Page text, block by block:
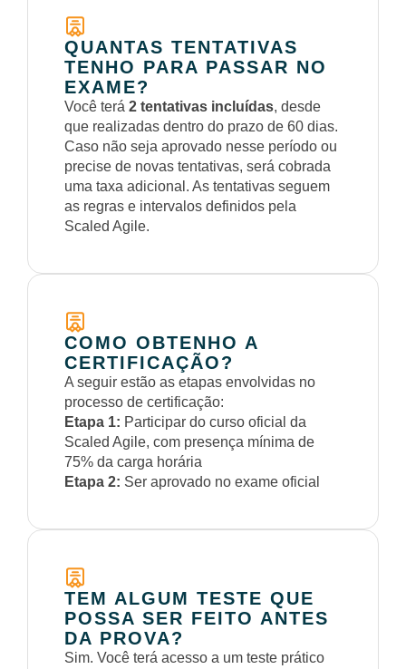
QUANTAS TENTATIVAS
TENHO PARA PASSAR NO
EXAME?
Você terá 2 tentativas incluídas, desde
que realizadas dentro do prazo de 60 dias.
Caso não seja aprovado nesse período ou
precise de novas tentativas, será cobrada
uma taxa adicional. As tentativas seguem
as regras e intervalos definidos pela
Scaled Agile.
COMO OBTENHO A
CERTIFICAÇÃO?
A seguir estão as etapas envolvidas no
processo de certificação:
Etapa 1: Participar do curso oficial da
Scaled Agile, com presença mínima de
75% da carga horária
Etapa 2: Ser aprovado no exame oficial
TEM ALGUM TESTE QUE
POSSA SER FEITO ANTES
DA PROVA?
Sim. Você terá acesso a um teste prático